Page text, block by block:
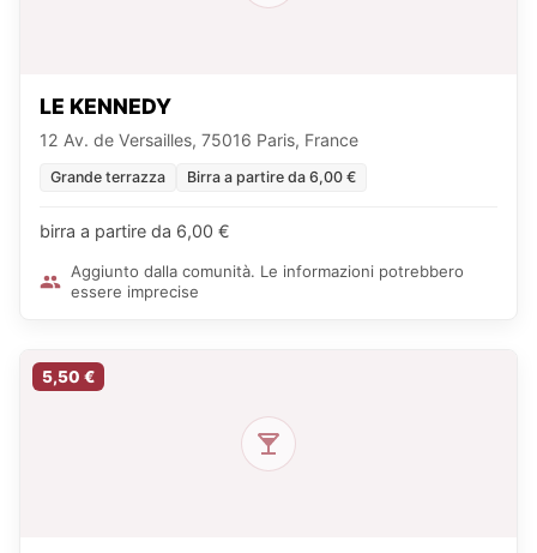
LE KENNEDY
12 Av. de Versailles, 75016 Paris, France
Grande terrazza Birra a partire da 6,00 €
birra a partire da 6,00 €
Aggiunto dalla comunità. Le informazioni potrebbero
essere imprecise
5,50 €